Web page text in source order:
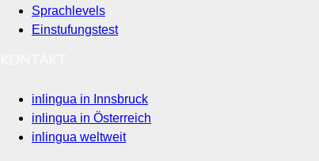
Sprachlevels
Einstufungstest
inlingua in Innsbruck
inlingua in Österreich
inlingua weltweit